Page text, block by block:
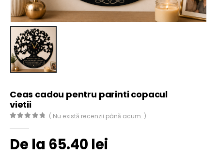
Ceas cadou pentru parinti copacul
vietii
( Nu există recenzii până acum. )
De la 65.40 lei